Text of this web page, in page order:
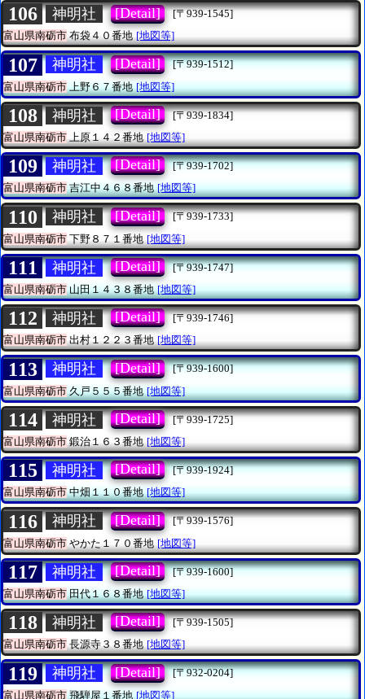
106 神明社 [Detail]
[〒939-1545]
富山県南砺市布袋４０番地 [地図等]
107 神明社 [Detail]
[〒939-1512]
富山県南砺市上野６７番地 [地図等]
108 神明社 [Detail]
[〒939-1834]
富山県南砺市上原１４２番地 [地図等]
109 神明社 [Detail]
[〒939-1702]
富山県南砺市吉江中４６８番地 [地図等]
110 神明社 [Detail]
[〒939-1733]
富山県南砺市 下野８７１番地 [地図等]
111 神明社 [Detail]
[〒939-1747]
富山県南砺市山田１４３８番地 [地図等]
112 神明社 [Detail]
[〒939-1746]
富山県南砺市出村１２２３番地 [地図等]
113 神明社 [Detail]
[〒939-1600]
富山県南砺市久戸５５５番地 [地図等]
114 神明社 [Detail]
[〒939-1725]
富山県南砺市鍛治１６３番地 [地図等]
115 神明社 [Detail]
[〒939-1924]
富山県南砺市中畑１１０番地 [地図等]
116 神明社 [Detail]
[〒939-1576]
富山県南砺市 やかた１７０番地 [地図等]
117 神明社 [Detail]
[〒939-1600]
富山県南砺市田代１６８番地 [地図等]
118 神明社 [Detail]
[〒939-1505]
富山県南砺市長源寺３８番地 [地図等]
119 神明社 [Detail]
[〒932-0204]
富山県南砺市飛騨屋１番地 [地図等]